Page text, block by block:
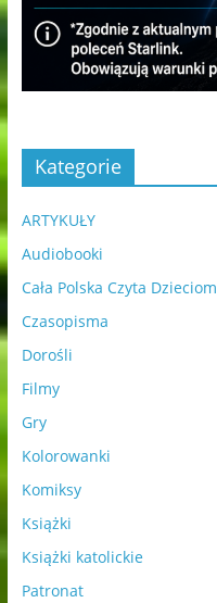
Kategorie
ARTYKUŁY
Audiobooki
Cała Polska Czyta Dzieciom
Czasopisma
Dorośli
Filmy
Gry
Kolorowanki
Komiksy
Książki
Książki katolickie
Patronat